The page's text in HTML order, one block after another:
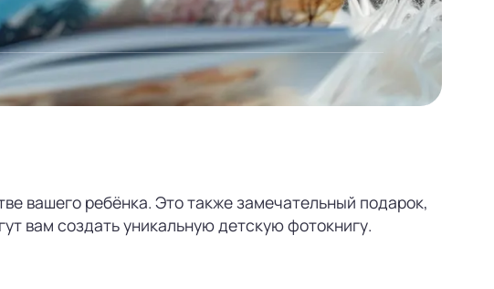
вашего ребёнка. Это также замечательный подарок,
вам создать уникальную детскую фотокнигу.